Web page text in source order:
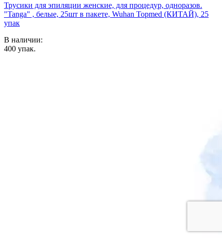
Трусики для эпиляции женские, для процедур, одноразов.
"Tanga" , белые, 25шт в пакете, Wuhan Topmed (КИТАЙ), 25
упак
В наличии:
400 упак.